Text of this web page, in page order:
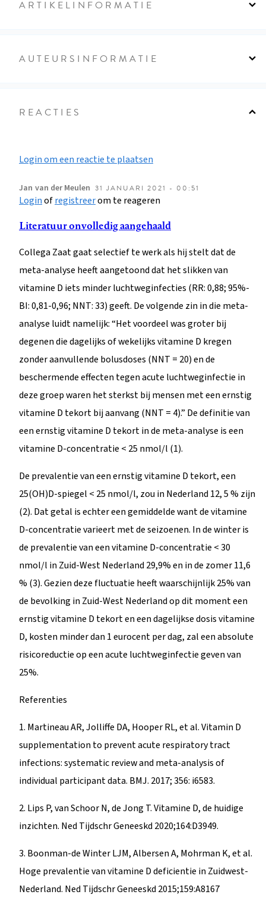
ARTIKELINFORMATIE
AUTEURSINFORMATIE
REACTIES
Login om een reactie te plaatsen
Jan van der Meulen 31 JANUARI 2021 - 00:51
Loginofregistreerom te reageren
Literatuur onvolledig aangehaald
Collega Zaat gaat selectief te werk als hij stelt dat de
meta-analyse heeft aangetoond dat het slikken van
vitamine D iets minder luchtweginfecties (RR: 0,88; 95%-
BI: 0,81-0,96; NNT: 33) geeft. De volgende zin in die meta-
analyse luidt namelijk: “Het voordeel was groter bij
degenen die dagelijks of wekelijks vitamine D kregen
zonder aanvullende bolusdoses (NNT = 20) en de
beschermende effecten tegen acute luchtweginfectie in
deze groep waren het sterkst bij mensen met een ernstig
vitamine D tekort bij aanvang (NNT = 4).” De definitie van
een ernstig vitamine D tekort in de meta-analyse is een
vitamine D-concentratie < 25 nmol/l (1).
De prevalentie van een ernstig vitamine D tekort, een
25(OH)D-spiegel < 25 nmol/l, zou in Nederland 12, 5 % zijn
(2). Dat getal is echter een gemiddelde want de vitamine
D-concentratie varieert met de seizoenen. In de winter is
de prevalentie van een vitamine D-concentratie < 30
nmol/l in Zuid-West Nederland 29,9% en in de zomer 11,6
% (3). Gezien deze fluctuatie heeft waarschijnlijk 25% van
de bevolking in Zuid-West Nederland op dit moment een
ernstig vitamine D tekort en een dagelijkse dosis vitamine
D, kosten minder dan 1 eurocent per dag, zal een absolute
risicoreductie op een acute luchtweginfectie geven van
25%.
Referenties
1. Martineau AR, Jolliffe DA, Hooper RL, et al. Vitamin D
supplementation to prevent acute respiratory tract
infections: systematic review and meta-analysis of
individual participant data. BMJ. 2017; 356: i6583.
2. Lips P, van Schoor N, de Jong T. Vitamine D, de huidige
inzichten. Ned Tijdschr Geneeskd 2020;164:D3949.
3. Boonman-de Winter LJM, Albersen A, Mohrman K, et al.
Hoge prevalentie van vitamine D deficientie in Zuidwest-
Nederland. Ned Tijdschr Geneeskd 2015;159:A8167